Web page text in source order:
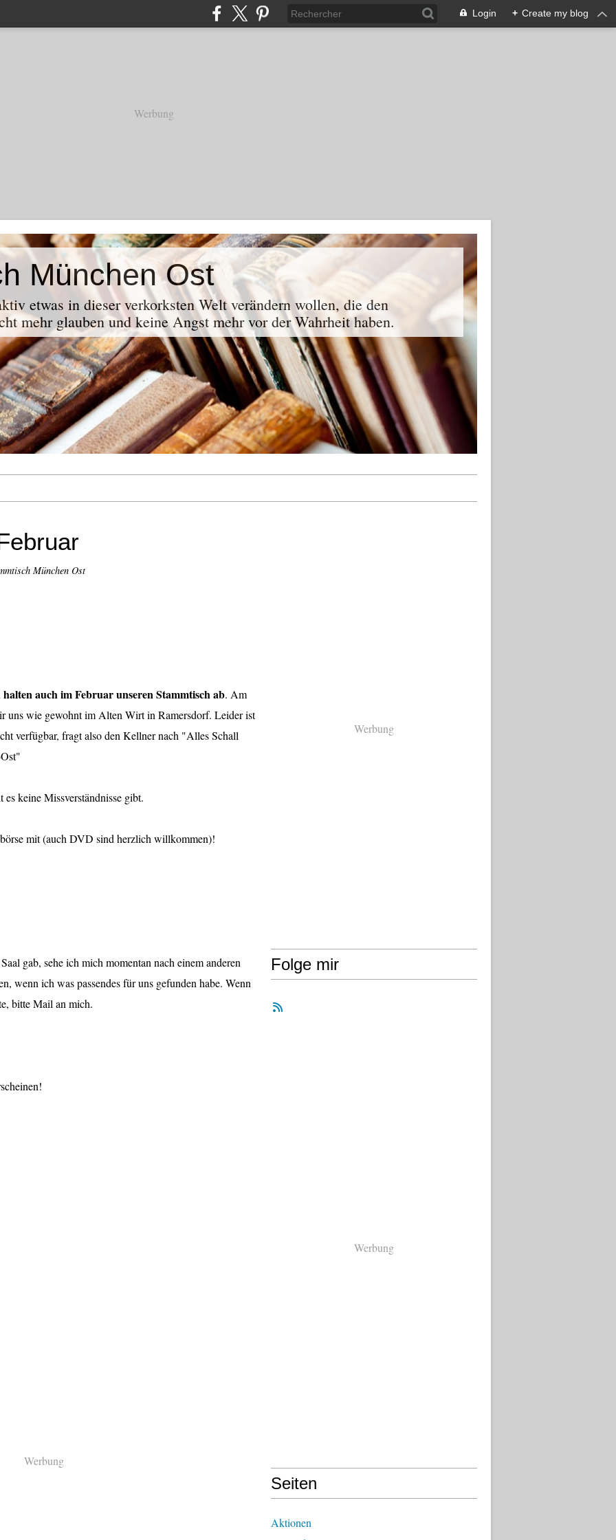
Login + Create my blog
Werbung
München Ost
etwas in dieser verkorksten Welt verändern wollen, die den
mehr glauben und keine Angst mehr vor der Wahrheit haben.
München Ost
auch im Februar unseren Stammtisch ab. Am
uns wie gewohnt im Alten Wirt in Ramersdorf. Leider ist
verfügbar, fragt also den Kellner nach "Alles Schall
keine Missverständnisse gibt.
mit (auch DVD sind herzlich willkommen)!
gab, sehe ich mich momentan nach einem anderen
wenn ich was passendes für uns gefunden habe. Wenn
bitte Mail an mich.
Werbung
Werbung
Folge mir
Werbung
Seiten
Aktionen